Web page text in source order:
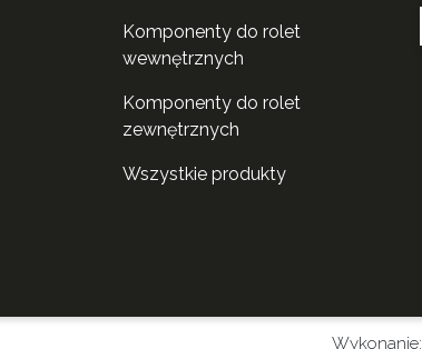
komponenty do rolet
wewnętrznych
komponenty do rolet
zewnętrznych
wszystkie produkty
Wykonanie: